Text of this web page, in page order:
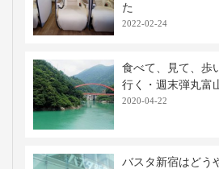
た
2022-02-24
食べて、見て、歩
行く・週末弾丸富
2020-04-22
バスタ新宿はどう